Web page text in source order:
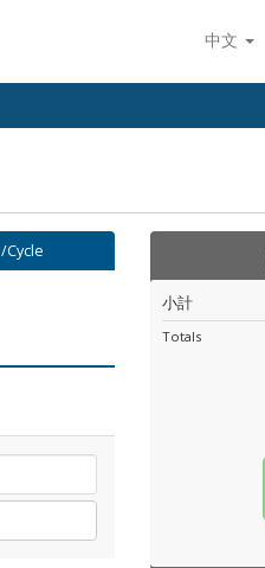
中文
Cycle
小計
Totals